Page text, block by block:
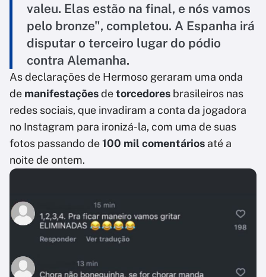
valeu. Elas estão na final, e nós vamos
pelo bronze", completou. A Espanha irá
disputar o terceiro lugar do pódio
contra Alemanha.
As declarações de Hermoso geraram uma onda
de manifestaçõesdetorcedores brasileiros nas
redes sociais, que invadiram a conta da jogadora
no Instagram para ironizá-la, com uma de suas
fotos passando de100 mil comentários até a
noite de ontem.